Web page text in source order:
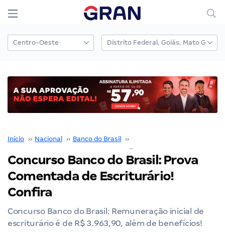
Início ›› Nacional ›› Banco do Brasil ››
Concurso Banco do Brasil: Prova
Comentada de Escriturário!
Confira
Concurso Banco do Brasil: Remuneração inicial de
escriturário é de R$ 3.963,90, além de benefícios!